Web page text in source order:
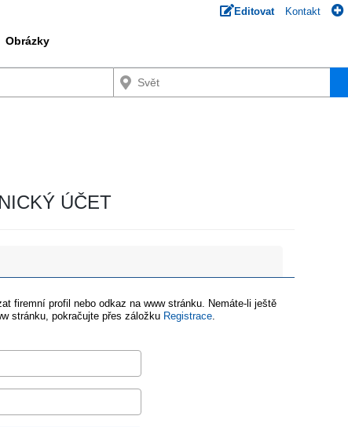
Editovat Kontakt
Obrázky
ÚČET
firemní profil nebo odkaz na www stránku. Nemáte-li ještě
stránku, pokračujte přes záložku Registrace